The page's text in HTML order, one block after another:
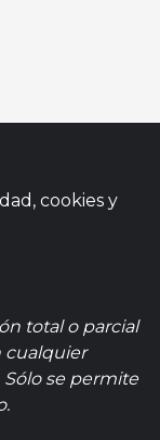
cookies y
total o parcial
cualquier
se permite